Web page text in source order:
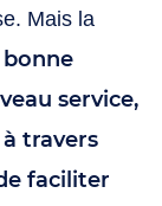
Mais la
service,
travers
faciliter